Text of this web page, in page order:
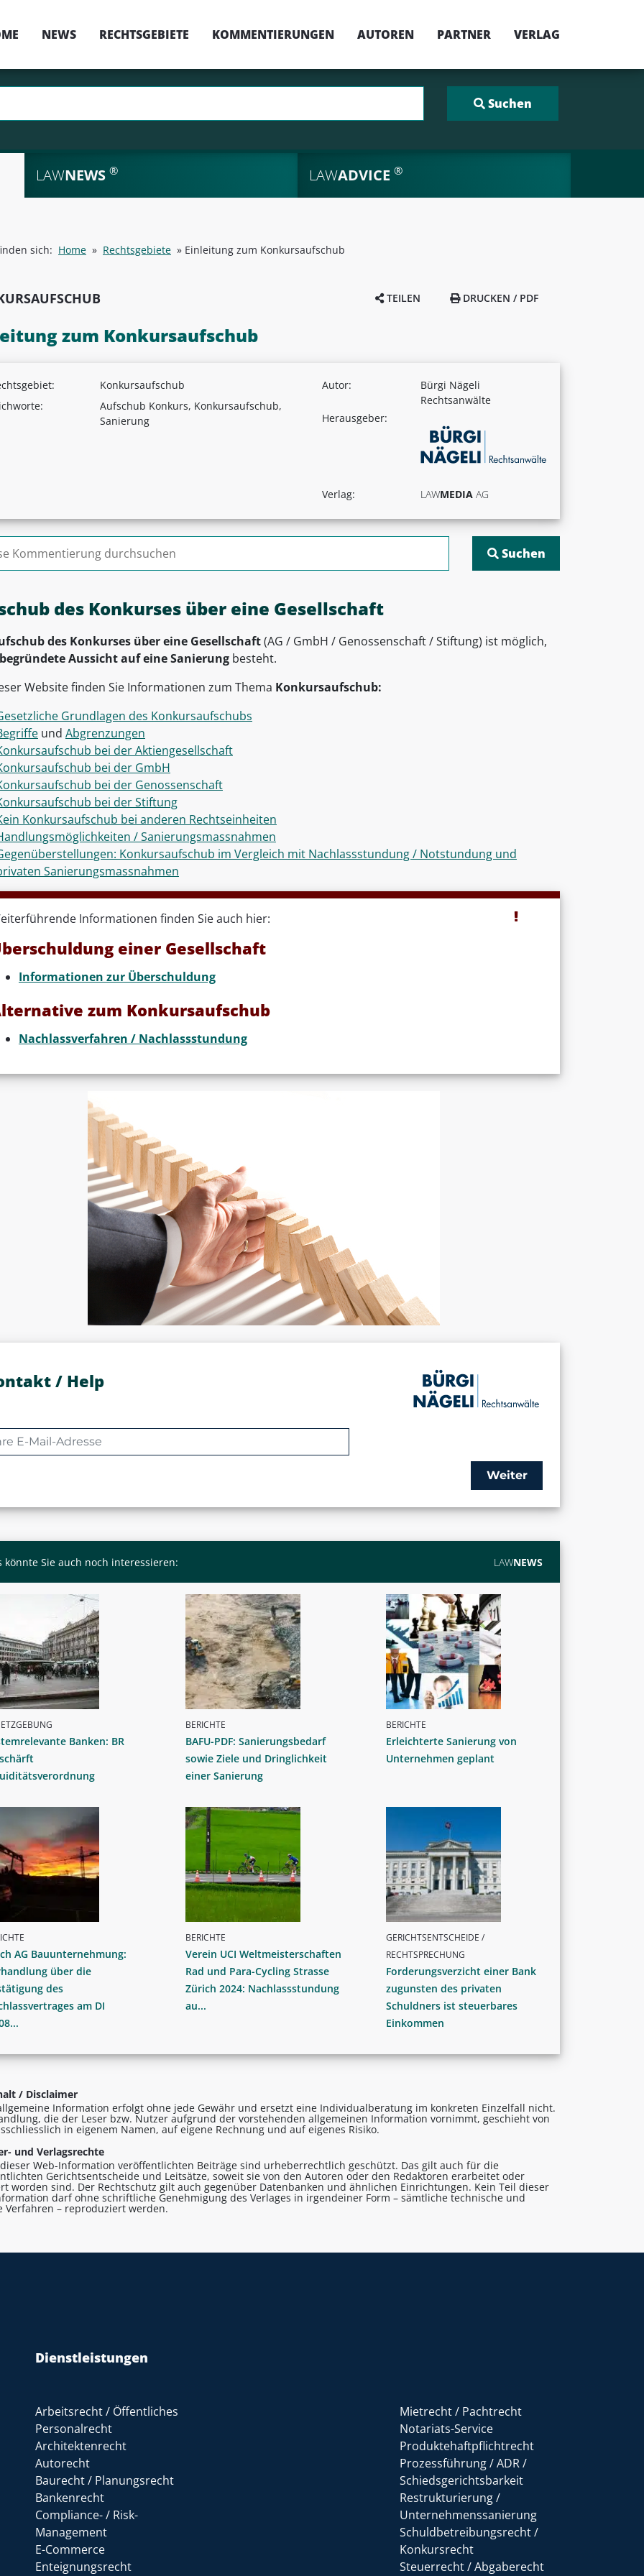
NEWS RECHTSGEBIETE KOMMENTIERUNGEN AUTOREN PARTNER VERLAG
LAWNEWS ® LAWADVICE ®
sich: Home » Rechtsgebiete » Einleitung zum Konkursaufschub
TEILEN DRUCKEN / PDF
zum Konkursaufschub
Konkursaufschub
Aufschub Konkurs, Konkursaufschub,
Sanierung
Autor:
Bürgi Nägeli
Rechtsanwälte
Herausgeber:
Verlag: LAWMEDIA AG
des Konkurses über eine Gesellschaft
des Konkurses über eine Gesellschaft(AG / GmbH / Genossenschaft / Stiftung) ist möglich,
begründete Aussicht auf eine Sanierung besteht.
Website finden Sie Informationen zum Thema Konkursaufschub:
Grundlagen des Konkursaufschubs
und Abgrenzungen
bei der Aktiengesellschaft
bei der GmbH
bei der Genossenschaft
bei der Stiftung
Konkursaufschub bei anderen Rechtseinheiten
/ Sanierungsmassnahmen
Konkursaufschub im Vergleich mit Nachlassstundung / Notstundung und
Sanierungsmassnahmen
Informationen finden Sie auch hier:
einer Gesellschaft
Informationen zur Überschuldung
zum Konkursaufschub
Nachlassverfahren / Nachlassstundung
/ Help
Weiter
könnte Sie auch noch interessieren: LAWNEWS
Banken: BR
BERICHTE
BAFU-PDF: Sanierungsbedarf
sowie Ziele und Dringlichkeit
einer Sanierung
BERICHTE
Erleichterte Sanierung von
Unternehmen geplant
AG Bauunternehmung:
über die
des
am DI
BERICHTE
Verein UCI Weltmeisterschaften
Rad und Para-Cycling Strasse
Zürich 2024: Nachlassstundung
au...
GERICHTSENTSCHEIDE /
RECHTSPRECHUNG
Forderungsverzicht einer Bank
zugunsten des privaten
Schuldners ist steuerbares
Einkommen
/ Disclaimer
Information erfolgt ohne jede Gewähr und ersetzt eine Individualberatung im konkreten Einzelfall nicht.
die der Leser bzw. Nutzer aufgrund der vorstehenden allgemeinen Information vornimmt, geschieht von
in eigenem Namen, auf eigene Rechnung und auf eigenes Risiko.
und Verlagsrechte
Web-Information veröffentlichten Beiträge sind urheberrechtlich geschützt. Das gilt auch für die
Gerichtsentscheide und Leitsätze, soweit sie von den Autoren oder den Redaktoren erarbeitet oder
worden sind. Der Rechtschutz gilt auch gegenüber Datenbanken und ähnlichen Einrichtungen. Kein Teil dieser
darf ohne schriftliche Genehmigung des Verlages in irgendeiner Form – sämtliche technische und
Verfahren – reproduziert werden.
Dienstleistungen
Arbeitsrecht / Öffentliches
Personalrecht
Architektenrecht
Autorecht
Baurecht / Planungsrecht
Bankenrecht
Compliance- / Risk-
Management
E-Commerce
Enteignungsrecht
Mietrecht / Pachtrecht
Notariats-Service
Produktehaftpflichtrecht
Prozessführung / ADR /
Schiedsgerichtsbarkeit
Restrukturierung /
Unternehmenssanierung
Schuldbetreibungsrecht /
Konkursrecht
Steuerrecht / Abgaberecht